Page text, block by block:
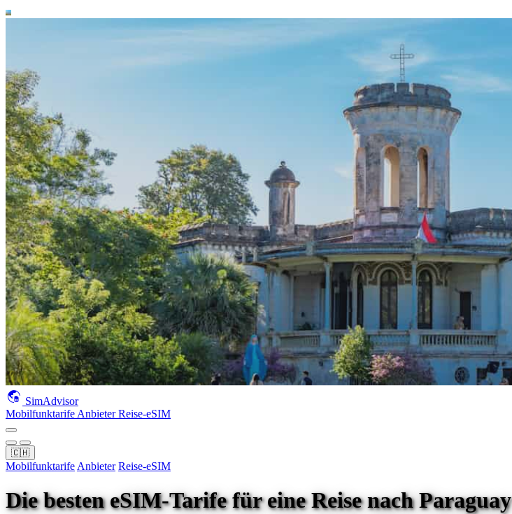
SimAdvisor
Mobilfunktarife AnbieterReise-eSIM
🇨🇭
Mobilfunktarife Anbieter Reise-eSIM
Die besten eSIM-Tarife für eine Reisenach Paraguay